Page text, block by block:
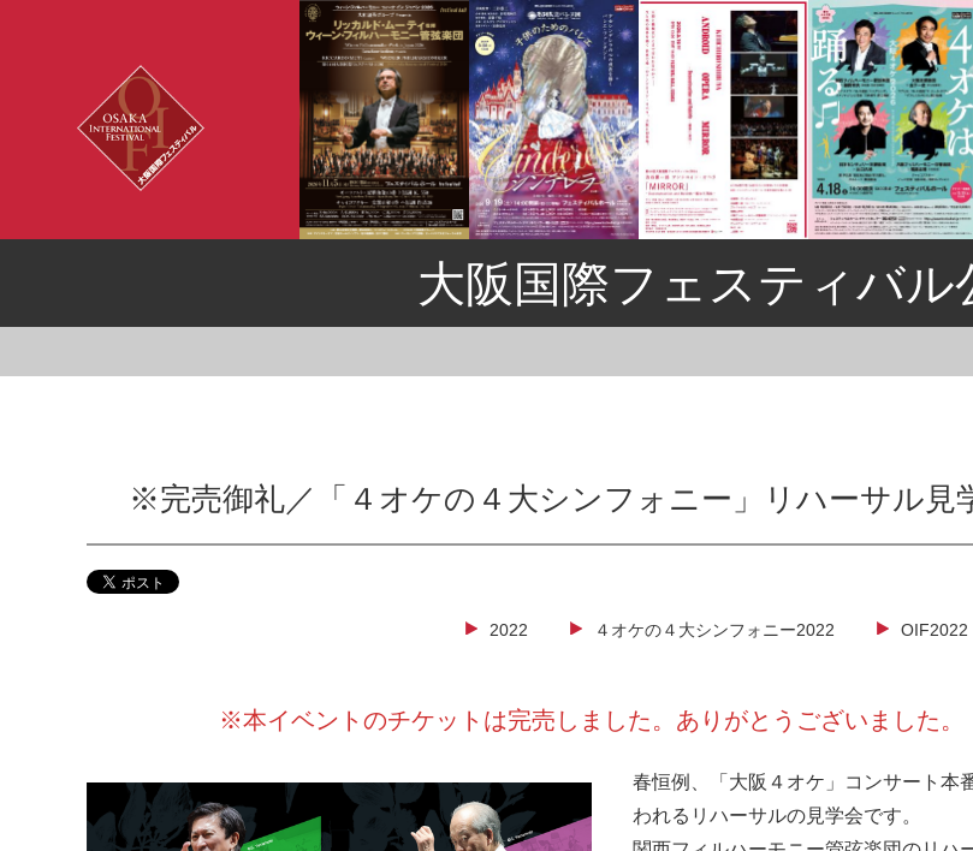
大阪国際フェスティバル
※完売御礼／「４オケの４大シンフォニー」リハーサル見
2022 ４オケの４大シンフォニー2022 OIF2022
※本イベントのチケットは完売しました。ありがとうございました。
春恒例、「大阪４オケ」コンサート本
われるリハーサルの見学会です。